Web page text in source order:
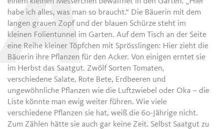
habe ich alles, was man so braucht.“ Die Bäuerin mit dem
langen grauen Zopf und der blauen Schürze steht im
kleinen Folientunnel im Garten. Auf dem Tisch an der Seite
eine Reihe kleiner Töpfchen mit Sprösslingen: Hier zieht die
Bäuerin ihre Pflanzen für den Acker. Von einigen erntet sie
im Herbst das Saatgut. Zwölf Sorten Tomaten,
verschiedene Salate, Rote Bete, Erdbeeren und
ungewöhnliche Pflanzen wie die Luftzwiebel oder Oka – die
Liste könnte man ewig weiter führen. Wie viele
verschiedene Pflanzen sie hat, weiß die 60-Jährige nicht.
Zum Zählen hätte sie auch gar keine Zeit. Selbst Saatgut zu